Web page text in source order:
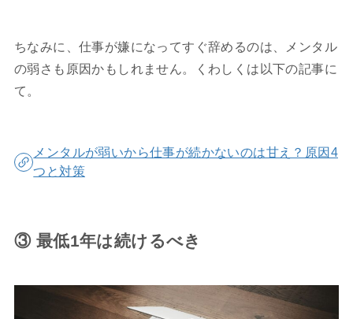
ちなみに、仕事が嫌になってすぐ辞めるのは、メンタル
の弱さも原因かもしれません。くわしくは以下の記事に
て。
メンタルが弱いから仕事が続かないのは甘え？原因4
つと対策
③ 最低1年は続けるべき